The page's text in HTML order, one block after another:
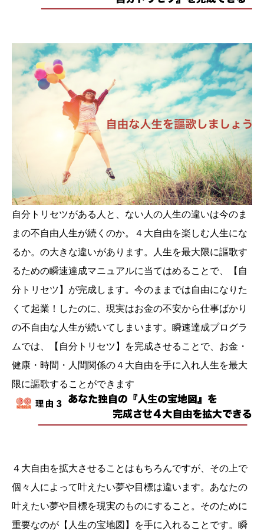
自分トリセツがある人と、ない人の人生の違いは今のま
まの不自由人生が続くのか。４大自由を楽しむ人生にな
るか。の大きな違いがあります。人生を最大限に謳歌す
るための瞬速達成マニュアルに当てはめることで、【自
分トリセツ】が完成します。今のままでは自由になりた
くて起業！したのに、現実はお金の不安から仕事ばかり
の不自由な人生が続いてしまいます。瞬速達成プログラ
ムでは、【自分トリセツ】を完成させることで、お金・
健康・時間・人間関係の４大自由を手に入れ人生を最大
限に謳歌することができます
４大自由を拡大させることはもちろんですが、その上で
個々人によって叶えたい夢や目標は違います。あなたの
叶えたい夢や目標を現実のものにすること。そのために
重要なのが【人生の宝地図】を手に入れることです。瞬